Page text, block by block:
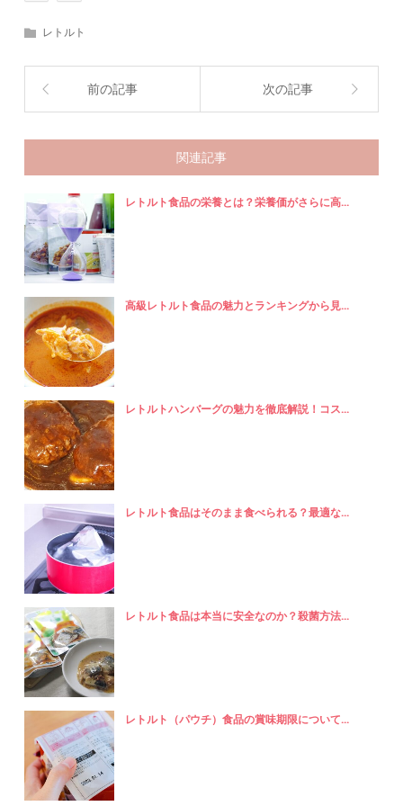
レトルト
前の記事 次の記事
関連記事
レトルト食品の栄養とは？栄養価がさらに高...
高級レトルト食品の魅力とランキングから見...
レトルトハンバーグの魅力を徹底解説！コス...
レトルト食品はそのまま食べられる？最適な...
レトルト食品は本当に安全なのか？殺菌方法...
レトルト（パウチ）食品の賞味期限について...